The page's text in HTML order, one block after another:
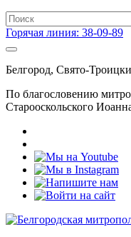
Горячая линия: 38-09-89
Белгород, Свято-
По благословению
Старооскольского